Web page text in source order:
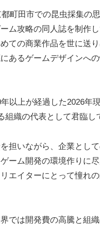
町田市での昆虫採集の
ム攻略の同人誌を制作
ての商業作品を世に送
あるゲームデザインへ
以上が経過した2026年
組織の代表として君臨し
担いながら、企業とし
ーム開発の環境作りに
エイターにとって憧れ
では開発費の高騰と組